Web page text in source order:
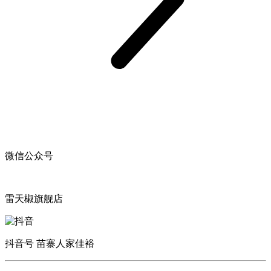
微信公众号
雷天椒旗舰店
抖音号 苗寨人家佳裕